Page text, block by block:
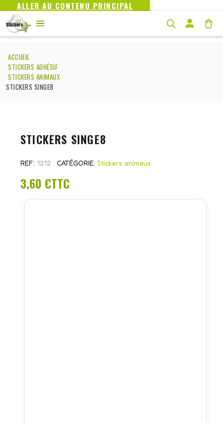
ALLER AU CONTENU PRINCIPAL
ACCUEIL
STICKERS ADHÉSIF
STICKERS ANIMAUX
STICKERS SINGE8
STICKERS SINGE8
REF 1212 CATÉGORIE Stickers animaux
3,60 €TTC